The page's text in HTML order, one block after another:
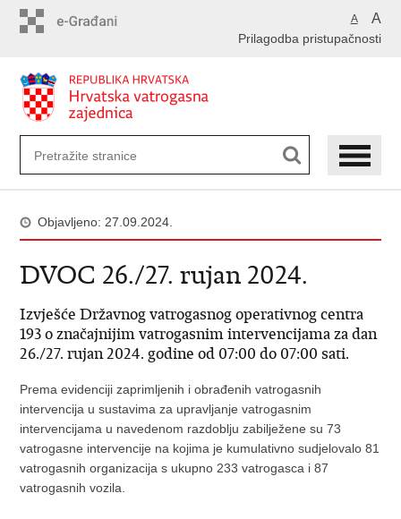
A A
Prilagodba pristupačnosti
Objavljeno: 27.09.2024.
DVOC 26./27. rujan 2024.
Izvješće Državnog vatrogasnog operativnog centra
193 o značajnijim vatrogasnim intervencijama za dan
26./27. rujan 2024. godine od 07:00 do 07:00 sati.
Prema evidenciji zaprimljenih i obrađenih vatrogasnih
intervencija u sustavima za upravljanje vatrogasnim
intervencijama u navedenom razdoblju zabilježene su 73
vatrogasne intervencije na kojima je kumulativno sudjelovalo 81
vatrogasnih organizacija s ukupno 233 vatrogasca i 87
vatrogasnih vozila.